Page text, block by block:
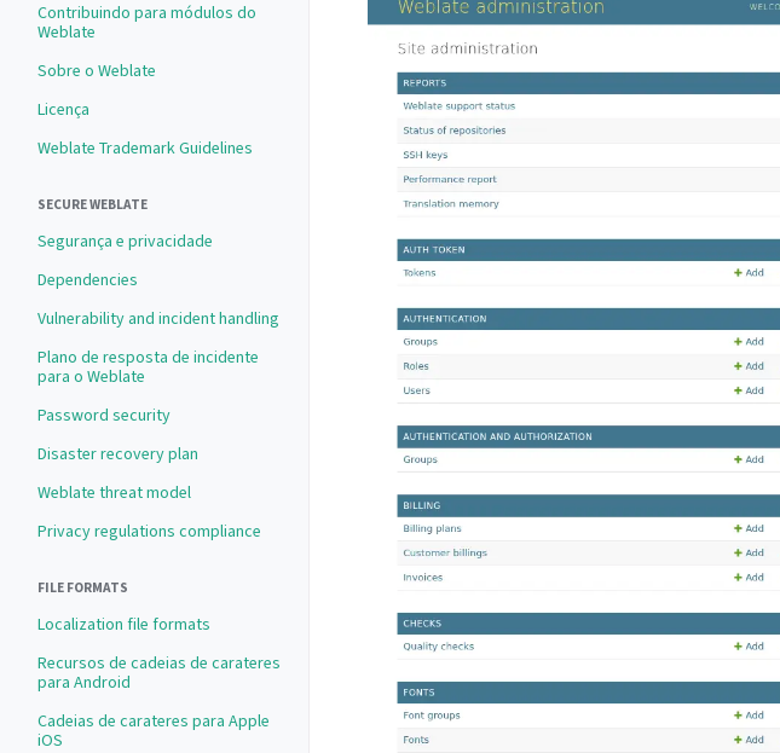
Contribuindo para módulos do
Weblate
Sobre o Weblate
Licença
Weblate Trademark Guidelines
SECURE WEBLATE
Segurança e privacidade
Dependencies
Vulnerability and incident handling
Plano de resposta de incidente
para o Weblate
Password security
Disaster recovery plan
Weblate threat model
Privacy regulations compliance
FILE FORMATS
Localization file formats
Recursos de cadeias de carateres
para Android
Cadeias de carateres para Apple
iOS